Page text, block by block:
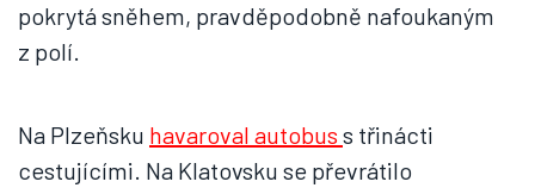
pokrytá sněhem, pravděpodobně nafoukaným
z polí.
Na Plzeňsku havaroval autobus s třinácti
cestujícími. Na Klatovsku se převrátilo